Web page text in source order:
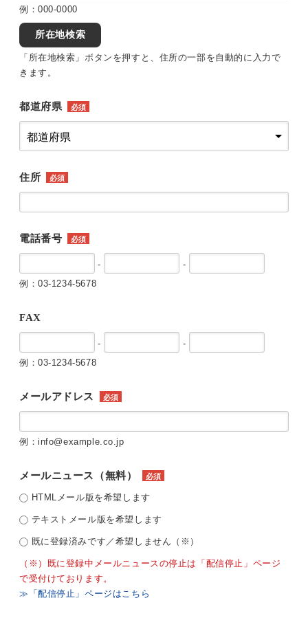
例：000-0000
所在地検索
「所在地検索」ボタンを押すと、住所の一部を自動的に入力で
きます。
都道府県 必須
住所 必須
電話番号 必須
-
-
例：03-1234-5678
FAX
-
-
例：03-1234-5678
メールアドレス 必須
例：info@example.co.jp
メールニュース（無料） 必須
HTMLメール版を希望します
テキストメール版を希望します
既に登録済みです／希望しません（※）
（※）既に登録中メールニュースの停止は「配信停止」ページ
で受付けております。
≫「配信停止」ページはこちら